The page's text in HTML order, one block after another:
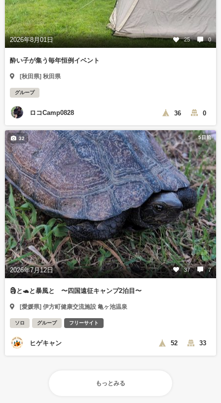
2026年8月01日 25 0
酔い子が集う毎年恒例イベント
[秋田県] 秋田県
グループ
ロコCamp0828 36 0
5日前
2026年7月12日 37 7
32
🗿と🐢と暴風と 〜四国遠征キャンプ2泊目〜
[愛媛県] 伊方町健康交流施設 亀ヶ池温泉
ソロ グループ フリーサイト
ヒゲキャン 52 33
もっとみる